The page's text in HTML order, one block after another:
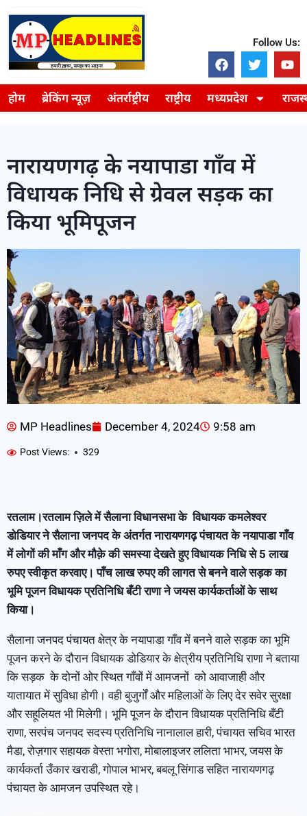
Follow Us:
होम ब्रेकिंग न्यूज़ अंतर्राष्ट्रीय राष्ट्रीय मध्यप्रदेश
नारायणगढ़ के नयापाडा गाँव में
विधायक निधि से ग्रेवल सड़क का
किया भूमिपूजन
MP Headlines December 4, 2024 9:58 am
Post Views: 329
रतलाम।रतलाम ज़िले में सैलाना विधानसभा के विधायक कमलेश्वर
डोडियार ने सैलाना जनपद के अंतर्गत नारायणगढ़ पंचायत के नयापाडा गाँव
में लोगों की माँग और मौक़े की समस्या देखते हुए विधायक निधि से 5 लाख
रुपए स्वीकृत करवाए। पाँच लाख रुपए की लागत से बनने वाले सड़क का
भूमि पूजन विधायक प्रतिनिधि बँटी राणा ने जयस कार्यकर्ताओं के साथ
किया।
सैलाना जनपद पंचायत क्षेत्र के नयापाडा गाँव में बनने वाले सड़क का भूमि
पूजन करने के दौरान विधायक डोडियार के क्षेत्रीय प्रतिनिधि राणा ने बताया
कि सड़क के दोनों ओर स्थित गाँवों में आमजनों को आवाजाही और
यातायात में सुविधा होगी। वही बुजुर्गों और महिलाओं के लिए देर सवेर सुरक्षा
और सहूलियत भी मिलेगी। भूमि पूजन के दौरान विधायक प्रतिनिधि बँटी
राणा, सरपंच जनपद सदस्य प्रतिनिधि नानालाल हारी, पंचायत सचिव भारत
मैडा, रोज़गार सहायक वेस्ता भगोरा, मोबालाइजर ललिता भाभर, जयस के
कार्यकर्ता उँकार खराडी, गोपाल भाभर, बबलू सिंगाड सहित नारायणगढ़
पंचायत के आमजन उपस्थित रहे।